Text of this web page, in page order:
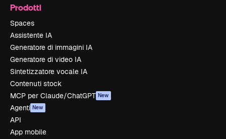
Prodotti
Spaces
Assistente IA
Generatore di immagini IA
Generatore di video IA
Sintetizzatore vocale IA
Contenuti stock
MCP per Claude/ChatGPT New
Agenti New
API
App mobile